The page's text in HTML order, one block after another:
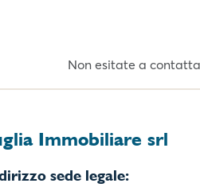
Non esitate a
Immobiliare srl
sede legale: